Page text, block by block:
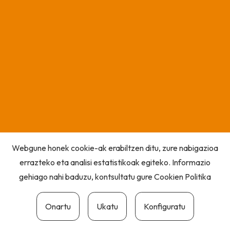
Webgune honek cookie-ak erabiltzen ditu, zure nabigazioa
errazteko eta analisi estatistikoak egiteko. Informazio
gehiago nahi baduzu, kontsultatu gureCookien Politika
Onartu Ukatu Konfiguratu